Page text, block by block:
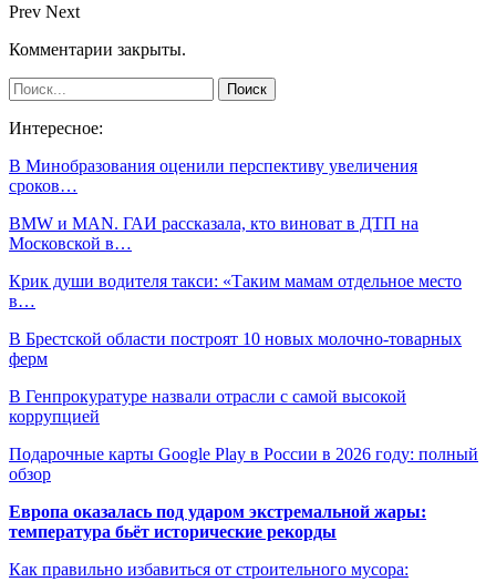
Prev Next
Комментарии закрыты.
Интересное:
В Минобразования оценили перспективу увеличения
сроков…
BMW и MAN. ГАИ рассказала, кто виноват в ДТП на
Московской в…
Крик души водителя такси: «Таким мамам отдельное место
в…
В Брестской области построят 10 новых молочно-товарных
ферм
В Генпрокуратуре назвали отрасли с самой высокой
коррупцией
Подарочные карты Google Play в России в 2026 году: полный
обзор
Европа оказалась под ударом экстремальной жары:
температура бьёт исторические рекорды
Как правильно избавиться от строительного мусора: